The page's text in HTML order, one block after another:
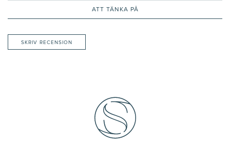
ATT TÄNKA PÅ
SKRIV RECENSION